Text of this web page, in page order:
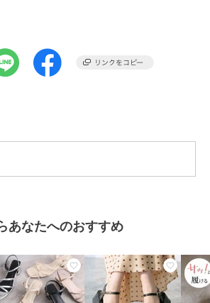
】
ォンなどの環境により、製品と画像のカラー
います
的なお洋服や小物。
いぐるみを抱きしめていたように
い、目の届くところにいてほしい。
あなたへのおすすめ